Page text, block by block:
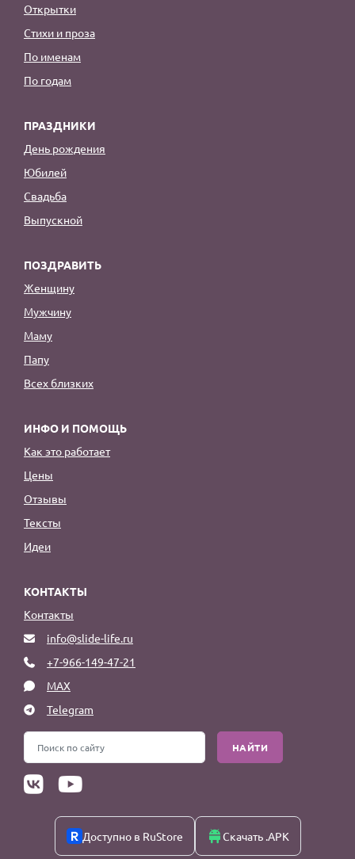
Открытки
Стихи и проза
По именам
По годам
ПРАЗДНИКИ
День рождения
Юбилей
Свадьба
Выпускной
ПОЗДРАВИТЬ
Женщину
Мужчину
Маму
Папу
Всех близких
ИНФО И ПОМОЩЬ
Как это работает
Цены
Отзывы
Тексты
Идеи
КОНТАКТЫ
Контакты
info@slide-life.ru
+7-966-149-47-21
MAX
Telegram
НАЙТИ
Доступно в RuStore Скачать .APK